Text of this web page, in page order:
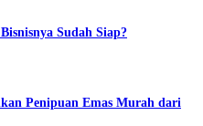
Sudah Siap?
Penipuan Emas Murah dari